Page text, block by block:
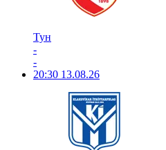
Тун
-
-
20:30 13.08.26